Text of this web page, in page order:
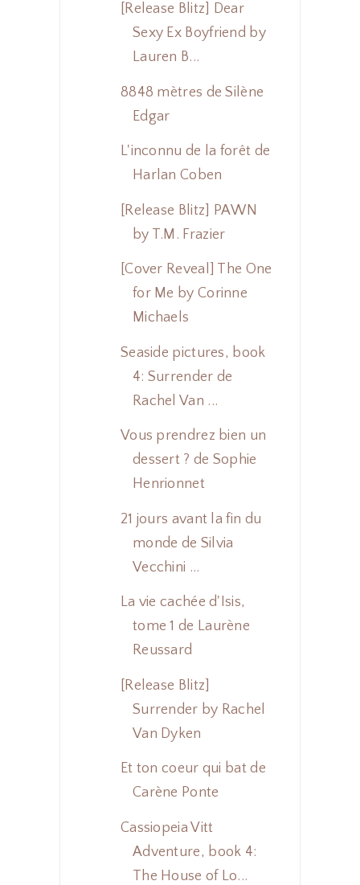
[Release Blitz] Dear
Sexy Ex Boyfriend by
Lauren B...
8848 mètres de Silène
Edgar
L'inconnu de la forêt de
Harlan Coben
[Release Blitz] PAWN
by T.M. Frazier
[Cover Reveal] The One
for Me by Corinne
Michaels
Seaside pictures, book
4: Surrender de
Rachel Van ...
Vous prendrez bien un
dessert ? de Sophie
Henrionnet
21 jours avant la fin du
monde de Silvia
Vecchini ...
La vie cachée d'Isis,
tome 1 de Laurène
Reussard
[Release Blitz]
Surrender by Rachel
Van Dyken
Et ton coeur qui bat de
Carène Ponte
Cassiopeia Vitt
Adventure, book 4:
The House of Lo...